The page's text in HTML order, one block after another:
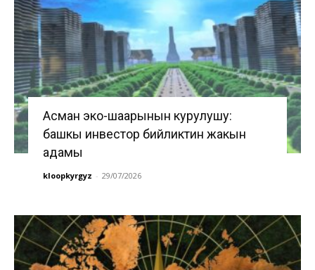
Асман эко-шаарынын курулушу:
башкы инвестор бийликтин жакын
адамы
kloopkyrgyz - 29/07/2026